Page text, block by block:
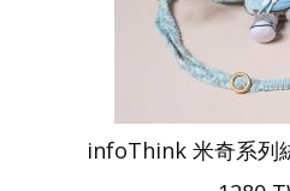
infoThink 米奇系列